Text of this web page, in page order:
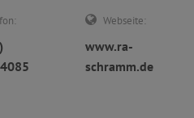
Webseite:
www.ra-
schramm.de